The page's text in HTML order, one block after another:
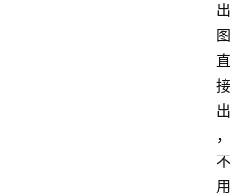
出
图
直
接
出
，
不
用